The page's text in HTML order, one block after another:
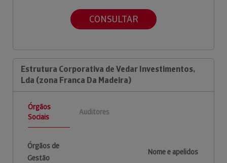
CONSULTAR
Estrutura Corporativa de Vedar Investimentos,
Lda (zona Franca Da Madeira)
Órgãos
Sociais
Auditores
Órgãos de
Gestão
Nome e apelidos